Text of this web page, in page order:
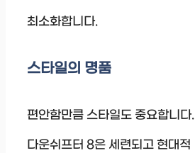
최소화합니다.
스타일의 명품
편안함만큼 스타일도 중요합니다.
다운쉬프터 8은 세련되고 현대적